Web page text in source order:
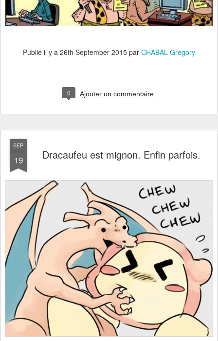
Publié il y a 26th September 2015 par CHABAL Gregory
0 Ajouter un commentaire
SEP
19 Dracaufeu est mignon. Enfin parfois.